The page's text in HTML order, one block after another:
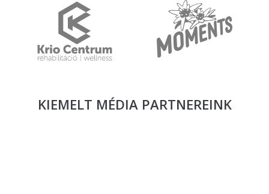
KIEMELT MÉDIA PARTNEREINK